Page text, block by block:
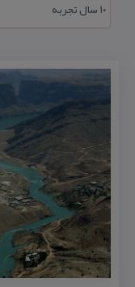
۱۰ سال تجربه